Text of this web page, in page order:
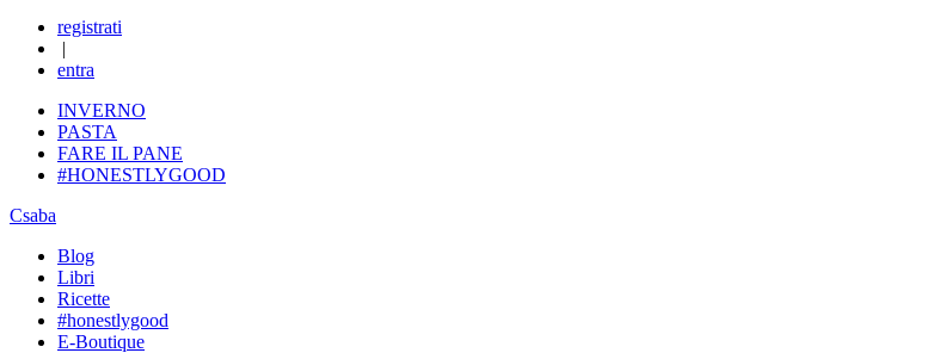
registrati
|
entra
INVERNO
PASTA
FARE IL PANE
#HONESTLYGOOD
Csaba
Blog
Libri
Ricette
#honestlygood
E-Boutique